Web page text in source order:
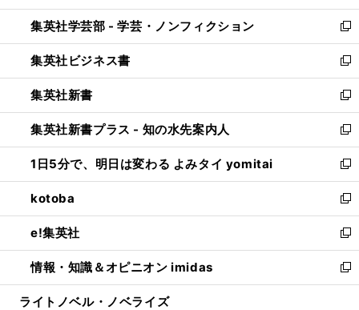
開
く
ウ
で
開
く
ン
ド
ウ
で
開
く
ウ
ィ
ン
ド
ウ
で
開
く
集英社学芸部 - 学芸・ノンフィクション
新
し
い
ウ
ィ
ン
ド
ウ
で
開
く
集英社ビジネス書
新
し
い
ウ
ィ
ン
ド
ウ
で
開
く
集英社新書
新
し
い
ウ
ィ
ン
ド
ウ
で
開
く
集英社新書プラス - 知の水先案内人
新
し
い
ウ
ィ
ン
ド
ウ
で
開
1日5分で、明日は変わる よみタイ yomitai
新
し
い
ウ
ィ
ン
ド
ウ
kotoba
新
し
い
ウ
ィ
ン
e!集英社
新
し
い
ウ
情報・知識＆オピニオン imidas
新
し
ライトノベル・ノベライズ